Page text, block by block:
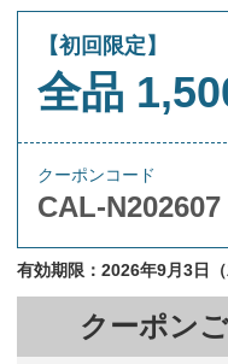
【初回限定】
全品
クーポンコード
CAL-N202607
有効期限：2026年9月3日
クーポン